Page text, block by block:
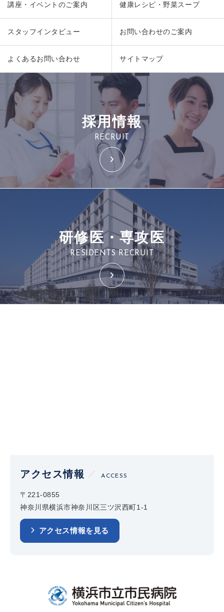
講座・イベントのご案内 健康レシピ・野菜スープ
スタッフインタビュー お問い合わせのご案内
よくあるお問い合わせ サイトマップ
採用情報
RECRUIT
研修医・専攻医
RESIDENTS RECRUIT
アクセス情報 ACCESS
〒221-0855
神奈川県横浜市神奈川区三ツ沢西町1-1
アクセス情報を見る